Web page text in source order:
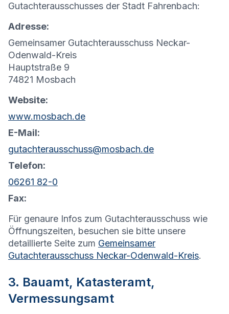
Gutachterausschusses der Stadt Fahrenbach:
Adresse:
Gemeinsamer Gutachterausschuss Neckar-
Odenwald-Kreis
Hauptstraße 9
74821 Mosbach
Website:
www.mosbach.de
E-Mail:
gutachterausschuss@mosbach.de
Telefon:
06261 82-0
Fax:
Für genaure Infos zum Gutachterausschuss wie
Öffnungszeiten, besuchen sie bitte unsere
detaillierte Seite zum Gemeinsamer
Gutachterausschuss Neckar-Odenwald-Kreis.
3. Bauamt, Katasteramt,
Vermessungsamt